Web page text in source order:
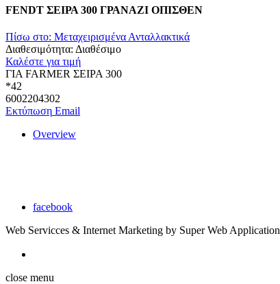
FENDT ΣΕΙΡΑ 300 ΓΡΑΝΑΖΙ ΟΠΙΣΘΕΝ
Πίσω στο: Μεταχειρισμένα Ανταλλακτικά
Διαθεσιμότητα: Διαθέσιμο
Καλέστε για τιμή
ΓΙΑ FARMER ΣΕΙΡΑ 300
*42
6002204302
Εκτύπωση Email
Overview
facebook
Web Servicces & Internet Marketing by Super Web Application
close menu